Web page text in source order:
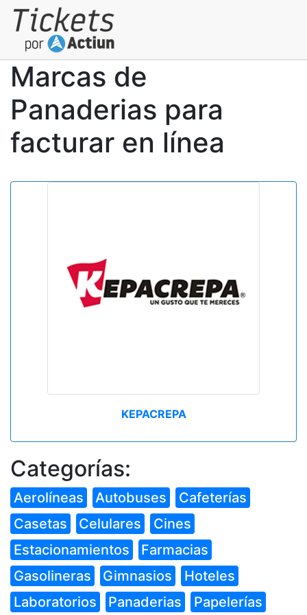
Marcas de
Panaderias para
facturar en línea
KEPACREPA
Categorías:
Aerolíneas Autobuses
Cafeterías
Casetas
Celulares
Cines
Estacionamientos
Farmacias
Gasolineras
Gimnasios
Hoteles
Laboratorios
Panaderias Papelerías